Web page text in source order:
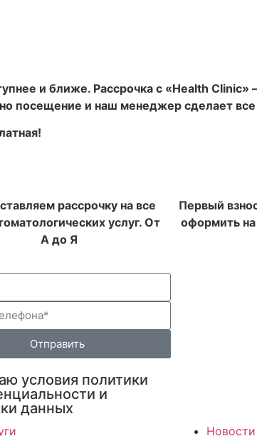
и ближе. Рассрочка с «Health
посещение и наш менеджер сделает все
рассрочку на все
услуг. От
А до Я
Первый
оформить
Отправить
условия политики
и
данных
Новости